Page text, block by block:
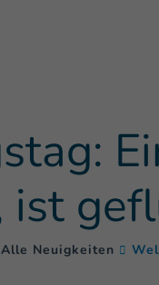
ist
Alle Neuigkeiten